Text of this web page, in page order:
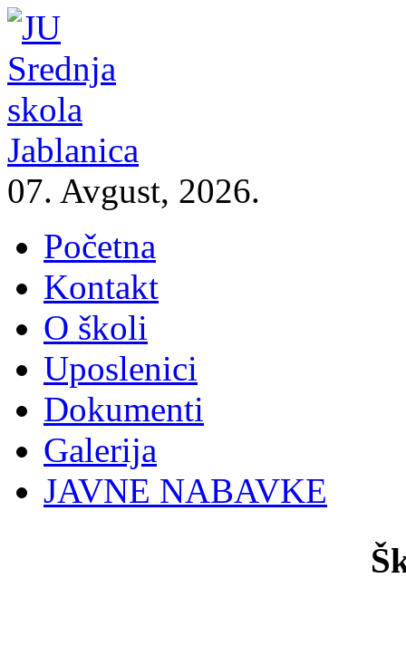
07. Avgust, 2026.
Početna
Kontakt
O školi
Uposlenici
Dokumenti
Galerija
JAVNE NABAVKE